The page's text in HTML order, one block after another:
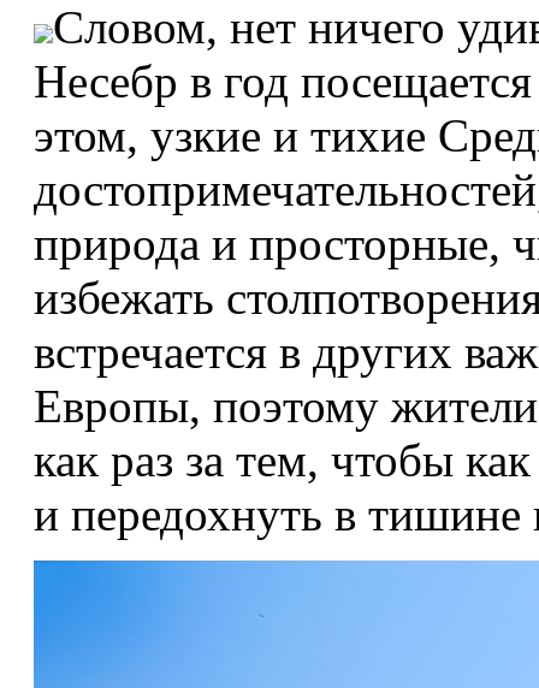
Словом, нет ничего
Несебр в год
этом, узкие и тихие
природа и просторные,
избежать
встречается в других
Европы, поэтому
как раз за тем, чтобы
и передохнуть в тишине